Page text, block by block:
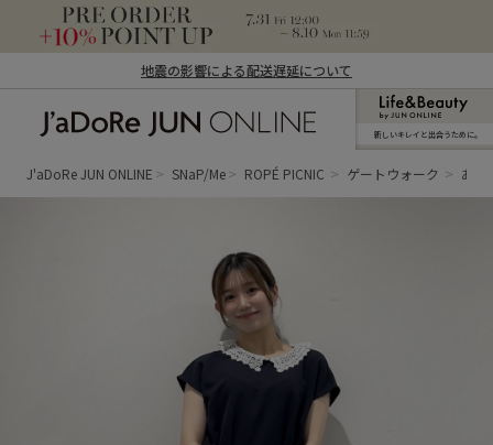
地震の影響による配送遅延について
ン オンライン）
新しいキレイと出合うために。
J'aDoRe JUN ONLINE SNaP/Me ROPÉ PICNIC ゲートウォーク あみ